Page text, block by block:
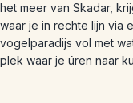
het meer van Skadar,
waar je in rechte lijn via
vogelparadijs vol met
plek waar je úren naar